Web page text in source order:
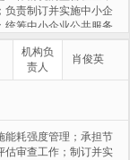
负责制订并实施中小企
统筹中小企业公共服务
融合作，推进中小企业
共服务平台建设；指
企业“双创”基地建
中小企业提供规范服
牵头联系工业和信息化
机构负
责人
肖俊英
能耗强度管理；承担节
估审查工作；制订并实